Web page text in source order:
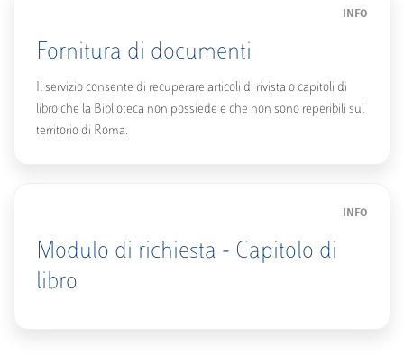
INFO
Fornitura di documenti
Il servizio consente di recuperare articoli di rivista o capitoli di
libro che la Biblioteca non possiede e che non sono reperibili sul
territorio di Roma.
INFO
Modulo di richiesta - Capitolo di
libro